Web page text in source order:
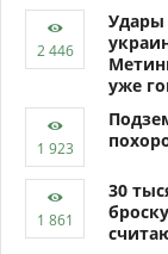
Удары
уже
30